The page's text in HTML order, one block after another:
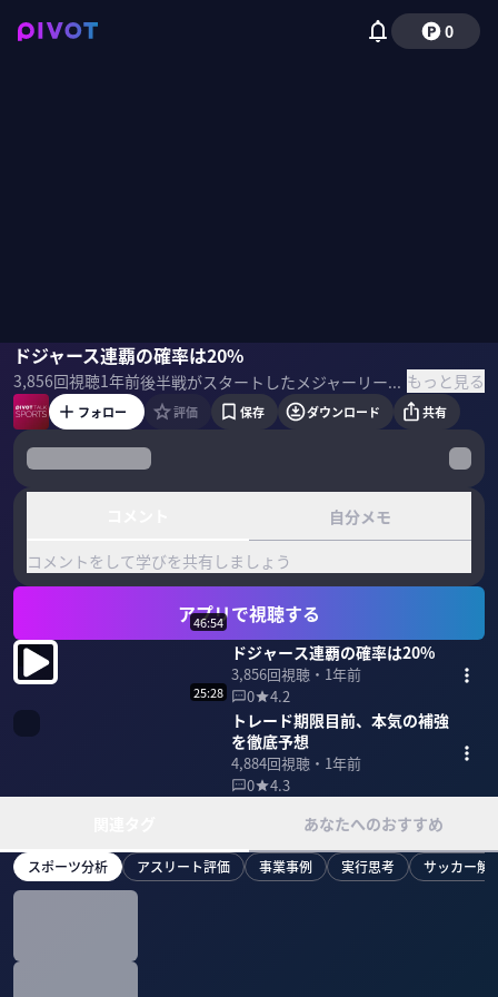
0
ドジャース連覇の確率は20%
3,856回視聴1年前 後半戦がスタートしたメジャーリーグ。王者ドジャースは、ワールドシリーズを連覇することはできるのか。元ドジャースの斎藤隆、野球アナリストの岡田友輔、佐々木浩哉を迎え、データと元選手の視点から徹底分析。 ＜ゲスト＞ 斎藤 隆｜野球解説者 91年ドラフト1位で 横浜大洋ホエールズ入団。 06年ドジャースでクローザーとして活躍 。MLBでは5球団に在籍し、 その後、楽天の日本一にも貢献。 岡田 友輔｜DELTA社長 野球の構造・戦略を探る セイバーメトリクスが専門。 2011年 スポーツデータ分析を手掛ける DELTA を設立 。2016年 集計・算出したデータを公開する 「1.02-DELTA Inc.」を開設。 もっと見る
斎藤隆岡田友輔佐々木浩哉西川典孝
フォロー 評価 保存 ダウンロード 共有
自分メモ
コメントをして学びを共有しましょう
アプリで視聴する
46:54
ドジャース連覇の確率は20%
3,856回視聴・ 1年前
0
4.2
25:28
トレード期限目前、本気の補強
を徹底予想
4,884回視聴・ 1年前
0
4.3
あなたへのおすすめ
スポーツ分析 アスリート評価 事業事例 実行思考 サッカー解